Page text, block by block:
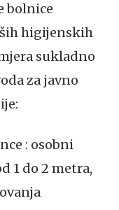
bolnice
higijenskih
sukladno
za javno
: osobni
1 do 2 metra,